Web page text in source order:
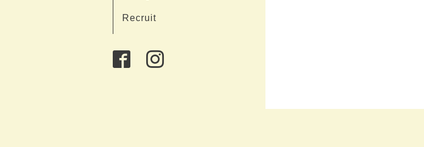
Recruit